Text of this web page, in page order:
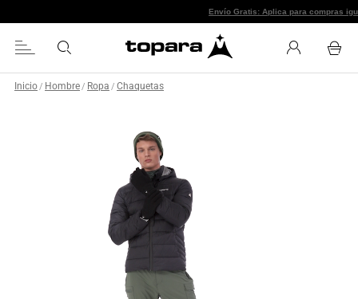
Envío Gratis: Aplica
Inicio / Hombre / Ropa / Chaquetas